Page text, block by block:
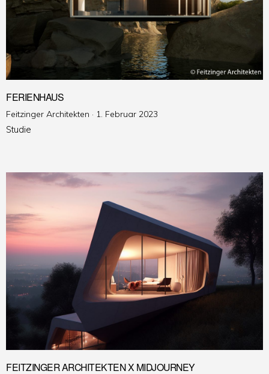
FERIENHAUS
Feitzinger Architekten · Veröffentlicht
1. Februar 2023
Studie
FEITZINGER ARCHITEKTEN X MIDJOURNEY